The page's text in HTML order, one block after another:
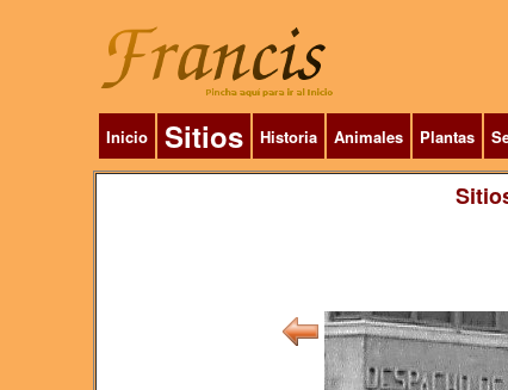
Inicio Sitios Historia Animales Plantas